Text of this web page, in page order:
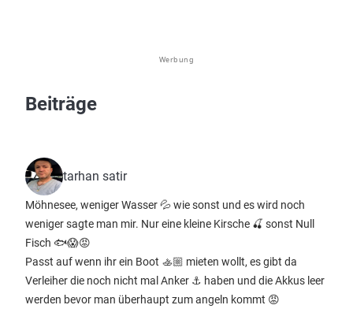
Werbung
Beiträge
tarhan satir
Möhnesee, weniger Wasser 💦 wie sonst und es wird noch
weniger sagte man mir. Nur eine kleine Kirsche 🍒 sonst Null
Fisch 🐟😱😡
Passt auf wenn ihr ein Boot 🚣🏼 mieten wollt, es gibt da
Verleiher die noch nicht mal Anker ⚓️ haben und die Akkus leer
werden bevor man überhaupt zum angeln kommt 😡